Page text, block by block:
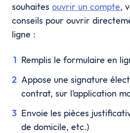
souhaites ouvrir un compte,
conseils pour ouvrir
ligne :
Remplis le formulaire en
Appose une signature
contrat, sur l’application
Envoie les pièces
de domicile, etc.)